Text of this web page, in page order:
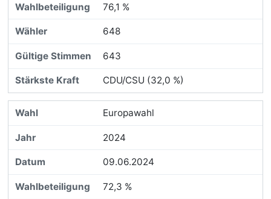
76,1 %
648
643
CDU/CSU (32,0 %)
Europawahl
2024
09.06.2024
72,3 %